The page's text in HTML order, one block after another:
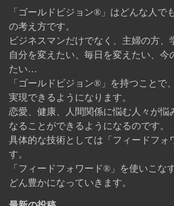
「ゴールドビジョン®」はどんな人で
の考え方です。
ビジネスマンだけでなく、主婦の方、
自分を変えたい、毎日を変えたい、今
たい…
「ゴールドビジョン®」を持つことで
実現できるようになります。
恋愛、健康、人間関係に悩む人々が悩
なることができるようになるのです。
具体的な技術としては「フィードフォ
す。
「フィードフォワード®」を使いこな
どん豊かになっていきます。